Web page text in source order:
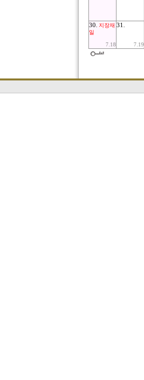
30. 지장재
일
7.18
31.
7.19